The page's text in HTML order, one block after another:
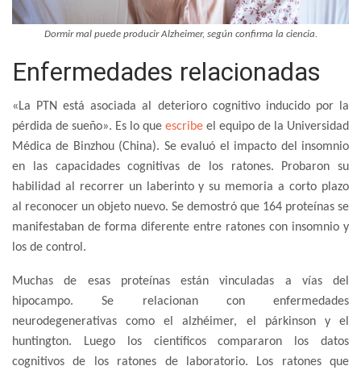
Dormir mal puede producir Alzheimer, según confirma la ciencia.
Enfermedades relacionadas
«La PTN está asociada al deterioro cognitivo inducido por la
pérdida de sueño». Es lo que escribe el equipo de la Universidad
Médica de Binzhou (China). Se evaluó el impacto del insomnio
en las capacidades cognitivas de los ratones. Probaron su
habilidad al recorrer un laberinto y su memoria a corto plazo
al reconocer un objeto nuevo. Se demostró que 164 proteínas se
manifestaban de forma diferente entre ratones con insomnio y
los de control.
Muchas de esas proteínas están vinculadas a vías del
hipocampo. Se relacionan con enfermedades
neurodegenerativas como el alzhéimer, el párkinson y el
huntington. Luego los científicos compararon los datos
cognitivos de los ratones de laboratorio. Los ratones que